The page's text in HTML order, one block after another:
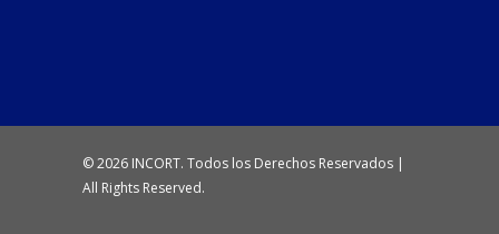
© 2026 INCORT. Todos los Derechos Reservados |
All Rights Reserved.